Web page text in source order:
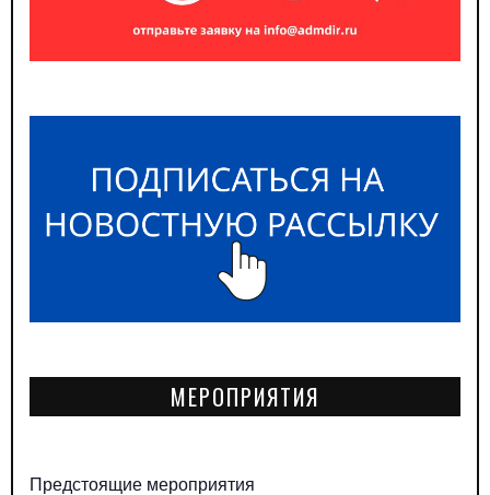
МЕРОПРИЯТИЯ
Предстоящие мероприятия